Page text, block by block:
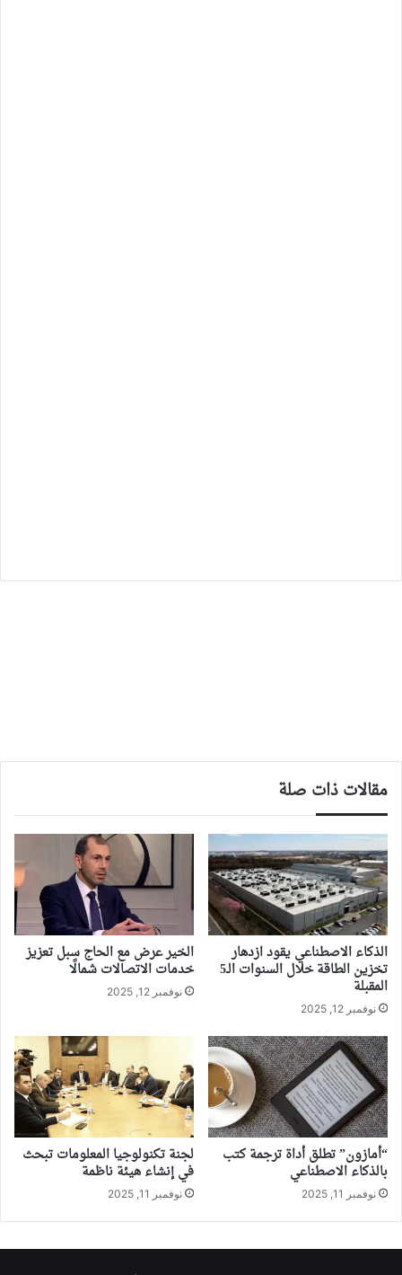
مقالات ذات صلة
الذكاء الاصطناعي يقود ازدهار
تخزين الطاقة خلال السنوات الـ5
المقبلة
نوفمبر 12, 2025
الخير عرض مع الحاج سبل تعزيز
خدمات الاتصالات شمالًا
نوفمبر 12, 2025
“أمازون” تطلق أداة ترجمة كتب
بالذكاء الاصطناعي
نوفمبر 11, 2025
لجنة تكنولوجيا المعلومات تبحث
في إنشاء هيئة ناظمة
نوفمبر 11, 2025